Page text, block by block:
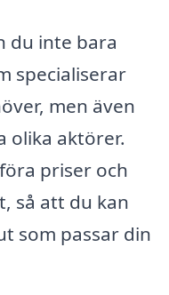
du inte bara
specialiserar
men även
olika aktörer.
priser och
så att du kan
som passar din